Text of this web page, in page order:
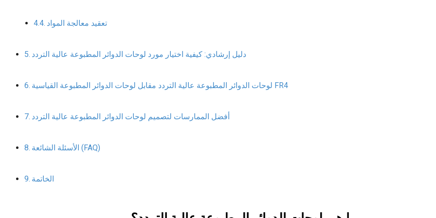
تعقيد معالجة المواد
دليل إرشادي: كيفية اختيار مورد لوحات الدوائر المطبوعة عالية التردد
لوحات الدوائر المطبوعة عالية التردد مقابل لوحات الدوائر المطبوعة القياسية FR4
أفضل الممارسات لتصميم لوحات الدوائر المطبوعة عالية التردد
الأسئلة الشائعة (FAQ)
الخاتمة